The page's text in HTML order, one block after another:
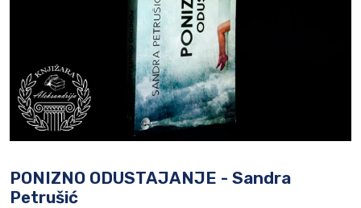
PONIZNO ODUSTAJANJE - Sandra
Petrušić